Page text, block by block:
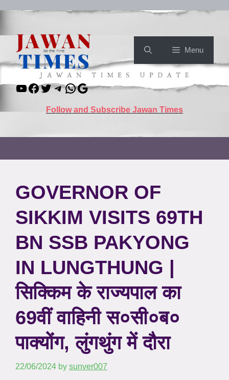
content
Menu
YouTube
Facebook
TwitterTelegram
WhatsApp
Google
Follow and Subscribe Jawan Times
GOVERNOR OF
SIKKIM VISITS 69TH
BN SSB PAKYONG
IN LUNGTHUNG |
सिक्किम के राज्यपाल का
69वीं वाहिनी स०सी०ब०
पाक्योंग, लुंगथुंग में दौरा
22/06/2024 by sunver007